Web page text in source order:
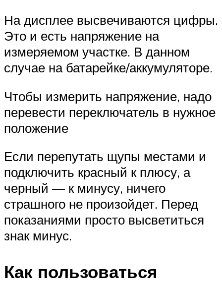
На дисплее высвечиваются цифры.
Это и есть напряжение на
измеряемом участке. В данном
случае на батарейке/аккумуляторе.
Чтобы измерить напряжение, надо
перевести переключатель в нужное
положение
Если перепутать щупы местами и
подключить красный к плюсу, а
черный — к минусу, ничего
страшного не произойдет. Перед
показаниями просто высветиться
знак минус.
Как пользоваться